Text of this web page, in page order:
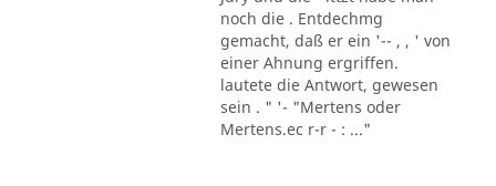
noch die . Entdechmg
gemacht, daß er ein '-- , , ' von
einer Ahnung ergriffen.
lautete die Antwort, gewesen
sein . " '- "Mertens oder
Mertens.ec r-r - : ..."